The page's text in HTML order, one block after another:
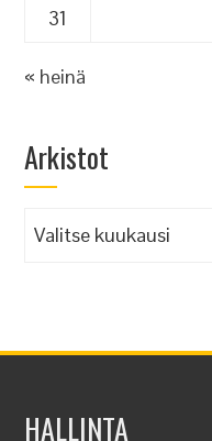
31
« heinä
Arkistot
Arkistot
HALLINTA